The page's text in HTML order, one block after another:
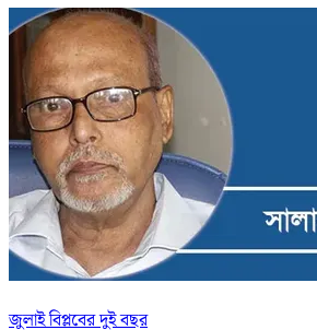
জুলাই বিপ্লবের দুই বছর